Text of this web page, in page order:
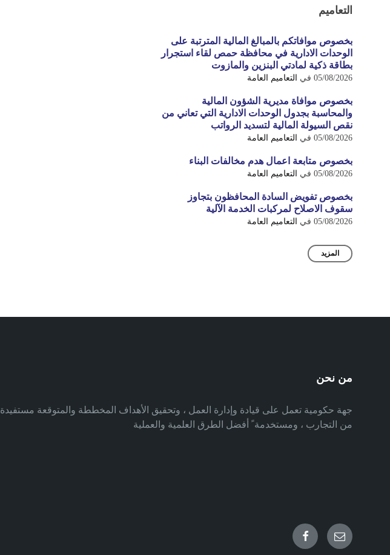
التعاميم
بخصوص موافاتكم بالمبالغ المالية المترتبة على
الوحدات الادارية في محافظة حمص لقاء استجرار
بطاقة ذكية لمادتي البنزين والمازوت
05/08/2026 في التعاميم العامة
بخصوص موافاة مديرية الشؤون المالية
والمحاسبة بجدول الوحدات الادارية التي تعاني من
نقص السيولة المالية لتسديد الرواتب
05/08/2026 في التعاميم العامة
بخصوص متابعة اعمال هدم مخالفات البناء
05/08/2026 في التعاميم العامة
بخصوص تفويض السادة المحافظون بتجاوز
سقوف الاصلاح لمركبات الخدمة الآلية
05/08/2026 في التعاميم العامة
المزيد
من نحن
جهة حكومية تعمل على قيادة وإدارة العمل ، وتحقيق الأهداف المخططة والمتوقعة مستفيدة
من التجارب ، ومستخدمة ً أفضل الطرق العلمية والعملية
Email
Facebook